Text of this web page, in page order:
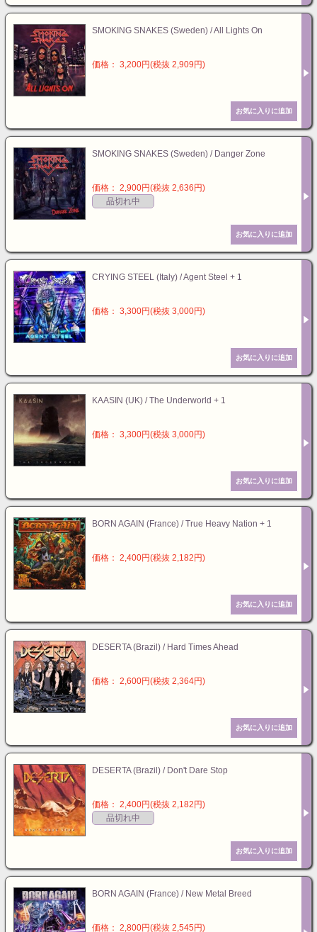
SMOKING SNAKES (Sweden) / All Lights On
価格： 3,200円(税抜 2,909円)
SMOKING SNAKES (Sweden) / Danger Zone
価格： 2,900円(税抜 2,636円)
品切れ中
CRYING STEEL (Italy) / Agent Steel + 1
価格： 3,300円(税抜 3,000円)
KAASIN (UK) / The Underworld + 1
価格： 3,300円(税抜 3,000円)
BORN AGAIN (France) / True Heavy Nation + 1
価格： 2,400円(税抜 2,182円)
DESERTA (Brazil) / Hard Times Ahead
価格： 2,600円(税抜 2,364円)
DESERTA (Brazil) / Don't Dare Stop
価格： 2,400円(税抜 2,182円)
品切れ中
BORN AGAIN (France) / New Metal Breed
価格： 2,800円(税抜 2,545円)